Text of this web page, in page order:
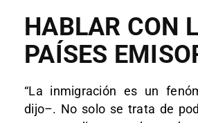
HABLAR CON
PAÍSES
“La inmigración es un
dijo–. No solo se trata de